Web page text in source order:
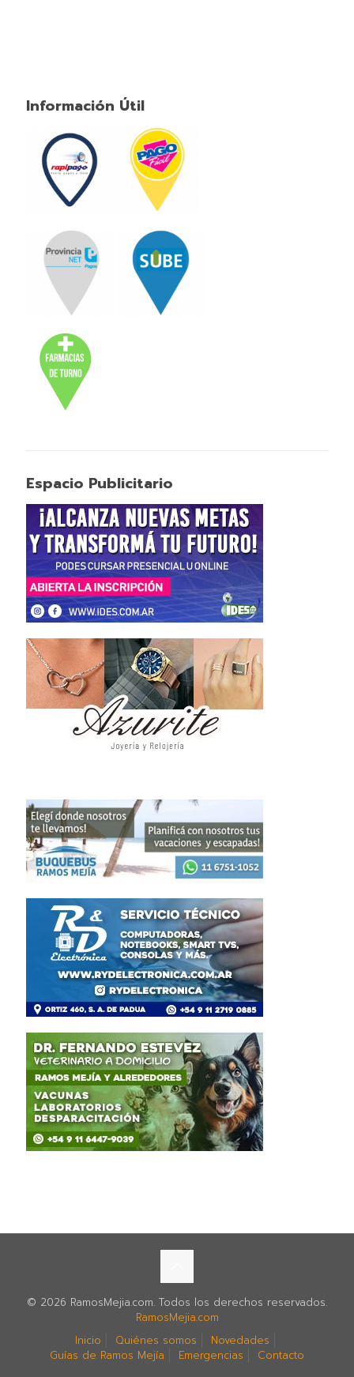
Información Útil
Espacio Publicitario
© 2026 RamosMejia.com. Todos los derechos reservados.
RamosMejia.com
Inicio
Quiénes somos
Novedades
Guías de Ramos Mejía
Emergencias Contacto